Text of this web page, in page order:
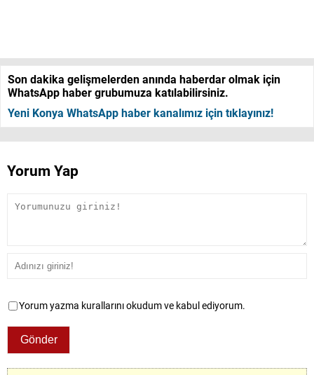
Son dakika gelişmelerden anında haberdar olmak için
WhatsApp haber grubumuza katılabilirsiniz.
Yeni Konya WhatsApp haber kanalımız için tıklayınız!
Yorum Yap
Yorum yazma kurallarını okudum ve kabul ediyorum.